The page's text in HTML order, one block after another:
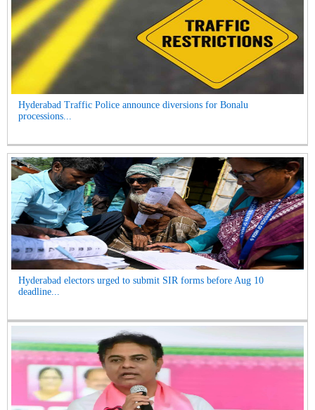
Hyderabad Traffic Police announce diversions for Bonalu
processions...
Hyderabad electors urged to submit SIR forms before Aug 10
deadline...